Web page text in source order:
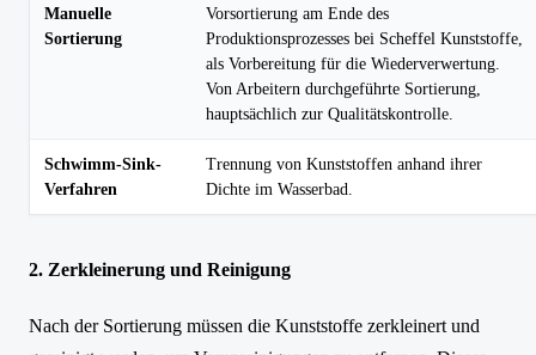
Manuelle
Sortierung
Vorsortierung am Ende des
Produktionsprozesses bei Scheffel Kunststoffe,
als Vorbereitung für die Wiederverwertung.
Von Arbeitern durchgeführte Sortierung,
hauptsächlich zur Qualitätskontrolle.
Schwimm-Sink-
Verfahren
Trennung von Kunststoffen anhand ihrer
Dichte im Wasserbad.
2. Zerkleinerung und Reinigung
Nach der Sortierung müssen die Kunststoffe zerkleinert und